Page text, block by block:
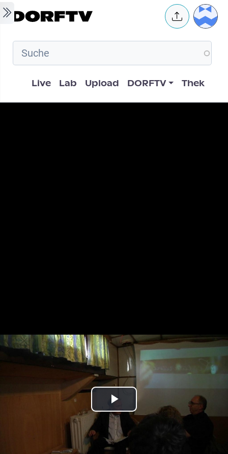
Skip to main content User
Hauptnavigation
Live Lab Upload DORFTV Thek
Play
Video